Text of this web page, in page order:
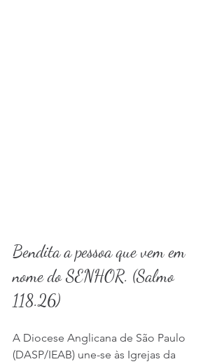
Bendita a pessoa que vem em
nome do SENHOR. (Salmo
118.26)
A Diocese Anglicana de São Paulo
(DASP/IEAB) une-se às Igrejas da